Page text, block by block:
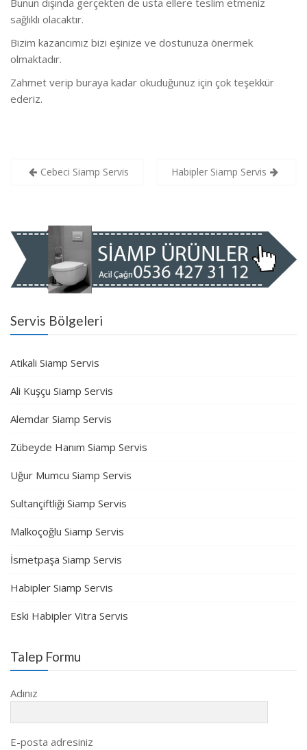
sağlıklı olacaktır.
Bizim kazancımız bizi eşinize ve dostunuza önermek
olmaktadır.
Zahmet verip buraya kadar okuduğunuz için çok teşekkür
ederiz.
YazıCebeci Siamp Servis Habipler Siamp Servis
Servis Bölgeleri
Atikali Siamp Servis
Ali Kuşçu Siamp Servis
Alemdar Siamp Servis
Zübeyde Hanım Siamp Servis
Uğur Mumcu Siamp Servis
Sultançiftliği Siamp Servis
Malkoçoğlu Siamp Servis
İsmetpaşa Siamp Servis
Habipler Siamp Servis
Eski Habipler Vitra Servis
Talep Formu
Adınız
E-posta adresiniz